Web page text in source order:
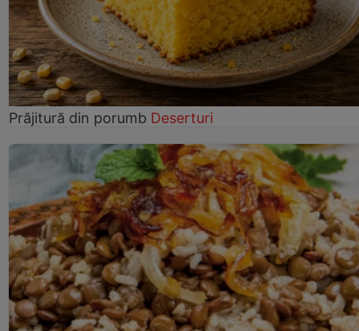
Prăjitură din porumb Deserturi